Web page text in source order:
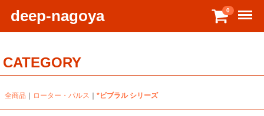
0
deep-nagoya Menu
CATEGORY
全商品 ローター・パルス *ビブラル シリーズ